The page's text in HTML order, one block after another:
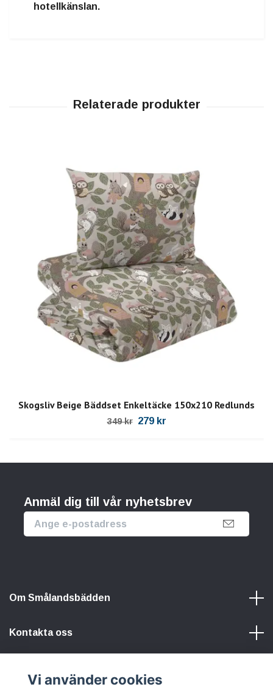
hotellkänslan.
Skogsliv Beige Bäddset Enkeltäcke 150x210 Redlunds
349 kr 279 kr
Anmäl dig till vår nyhetsbrev
Om Smålandsbädden
Kontakta oss
Vi använder cookies